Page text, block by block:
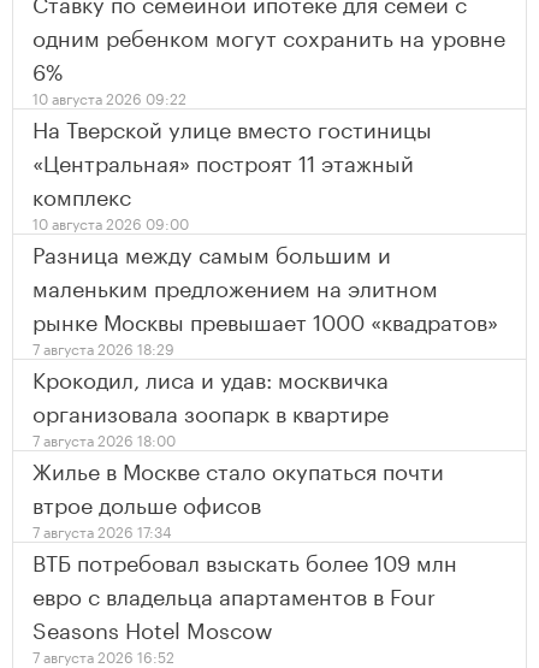
одним ребенком могут сохранить на уровне
6%
10 августа 2026 09:22
На Тверской улице вместо гостиницы
«Центральная» построят 11 этажный
комплекс
10 августа 2026 09:00
Разница между самым большим и
маленьким предложением на элитном
рынке Москвы превышает 1000 «квадратов»
7 августа 2026 18:29
Крокодил, лиса и удав: москвичка
организовала зоопарк в квартире
7 августа 2026 18:00
Жилье в Москве стало окупаться почти
втрое дольше офисов
7 августа 2026 17:34
ВТБ потребовал взыскать более 109 млн
евро с владельца апартаментов в Four
Seasons Hotel Moscow
7 августа 2026 16:52